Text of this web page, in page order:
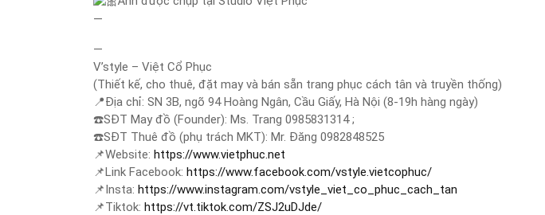
—
—
V’style – Việt Cổ Phục
(Thiết kế, cho thuê, đặt may và bán sẵn trang phục cách tân và truyền thống)
📍Địa chỉ: SN 3B, ngõ 94 Hoàng Ngân, Cầu Giấy, Hà Nội (8-19h hàng ngày)
☎️SĐT May đồ (Founder): Ms. Trang 0985831314 ;
☎️SĐT Thuê đồ (phụ trách MKT): Mr. Đăng 0982848525
📌Website: https://www.vietphuc.net
📌Link Facebook: https://www.facebook.com/vstyle.vietcophuc/
📌Insta: https://www.instagram.com/vstyle_viet_co_phuc_cach_tan
📌Tiktok: https://vt.tiktok.com/ZSJ2uDJde/